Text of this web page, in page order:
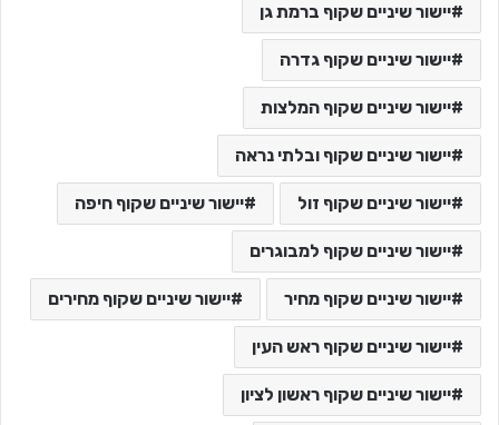
יישור שיניים שקוף ברמת גן
יישור שיניים שקוף גדרה
יישור שיניים שקוף המלצות
יישור שיניים שקוף ובלתי נראה
יישור שיניים שקוף זול יישור שיניים שקוף חיפה
יישור שיניים שקוף למבוגרים
יישור שיניים שקוף מחיר יישור שיניים שקוף מחירים
יישור שיניים שקוף ראש העין
יישור שיניים שקוף ראשון לציון